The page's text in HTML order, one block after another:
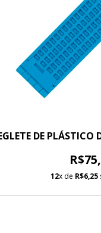
DE PLÁSTICO
12x de R$6,25